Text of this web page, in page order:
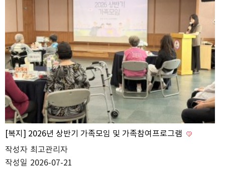
[복지] 2026년 상반기 가족모임 및 가족참여프로그램
작성자 최고관리자
작성일 2026-07-21